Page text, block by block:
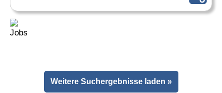
Weitere Suchergebnisse laden »